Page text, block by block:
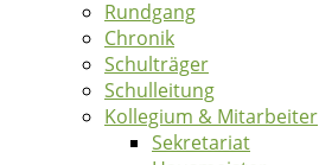
Rundgang
Chronik
Schulträger
Schulleitung
Kollegium & Mitarbeiter
Sekretariat